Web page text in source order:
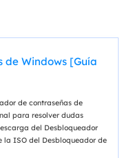
de Windows [Guía
de contraseñas de
para resolver dudas
del Desbloqueador
la ISO del Desbloqueador de